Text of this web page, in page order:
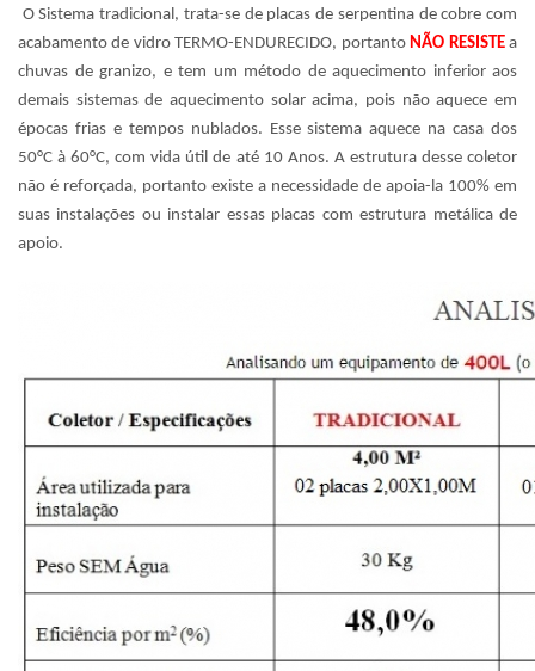
O Sistema tradicional, trata-se de placas de serpentina de cobre com
acabamento de vidro TERMO-ENDURECIDO, portantoNÃO RESISTEa
chuvas de granizo, e tem um método de aquecimento inferior aos
demais sistemas de aquecimento solar acima, pois não aquece em
épocas frias e tempos nublados. Esse sistema aquece na casa dos
50°C à 60°C, com vida útil de até 10 Anos. A estrutura desse coletor
não é reforçada, portanto existe a necessidade de apoia-la 100% em
suas instalações ou instalar essas placas com estrutura metálica de
apoio.